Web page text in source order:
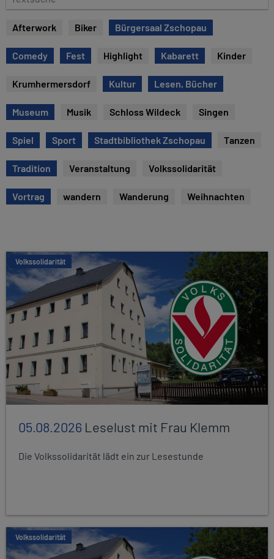
e
s
u
e
Afterwork Biker Bürgersaal Zschopau
Comedy Fest Highlight Kabarett Kinder
Krumhermersdorf Kultur Lesen, Bücher
Museum Musik Schloss Wildeck Singen
Spiel Sport Stadtbibliothek Zschopau Tanzen
Tradition Veranstaltung Volkssolidarität
Vortrag wandern Wanderung Weihnachten
Volkssolidarität
05.08.2026 Leselust mit Frau Klemm
Die Volkssolidarität lädt ein zur Lesestunde
Volkssolidarität